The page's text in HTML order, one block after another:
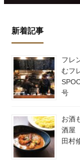
新着記事
フレ
むフ
号
お酒
酒屋
田村